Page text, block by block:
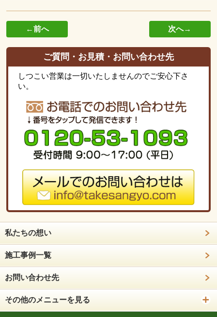
←前へ 次へ→
ご質問・お見積・お問い合わせ先
しつこい営業は一切いたしませんのでご安心下さ
い。
私たちの想い
施工事例一覧
お問い合わせ先
その他のメニューを見る